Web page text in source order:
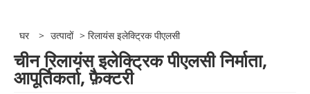
घर > उत्पादों > रिलायंस इलेक्ट्रिक पीएलसी
चीन रिलायंस इलेक्ट्रिक पीएलसी निर्माता,
आपूर्तिकर्ता, फ़ैक्टरी